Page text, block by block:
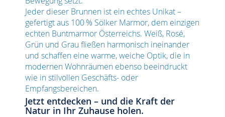
Jeder dieser Brunnen ist ein echtes Unikat –
gefertigt aus 100 % Sölker Marmor, dem einzigen
echten Buntmarmor Österreichs. Weiß, Rosé,
Grün und Grau fließen harmonisch ineinander
und schaffen eine warme, weiche Optik, die in
modernen Wohnräumen ebenso beeindruckt
wie in stilvollen Geschäfts- oder
Empfangsbereichen.
Jetzt entdecken – und die Kraft der
Natur in Ihr Zuhause holen.